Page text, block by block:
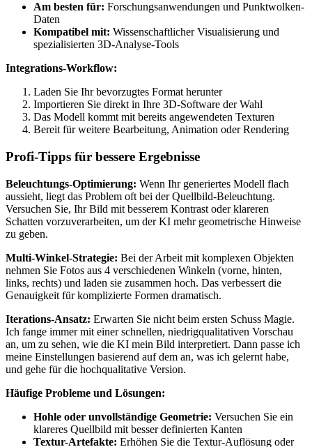
Am besten für: Forschungsanwendungen und Punktwolken-
Daten
Kompatibel mit: Wissenschaftlicher Visualisierung und
spezialisierten 3D-Analyse-Tools
Integrations-Workflow:
Laden Sie Ihr bevorzugtes Format herunter
Importieren Sie direkt in Ihre 3D-Software der Wahl
Das Modell kommt mit bereits angewendeten Texturen
Bereit für weitere Bearbeitung, Animation oder Rendering
Profi-Tipps für bessere Ergebnisse
Beleuchtungs-Optimierung: Wenn Ihr generiertes Modell flach
aussieht, liegt das Problem oft bei der Quellbild-Beleuchtung.
Versuchen Sie, Ihr Bild mit besserem Kontrast oder klareren
Schatten vorzuverarbeiten, um der KI mehr geometrische Hinweise
zu geben.
Multi-Winkel-Strategie: Bei der Arbeit mit komplexen Objekten
nehmen Sie Fotos aus 4 verschiedenen Winkeln (vorne, hinten,
links, rechts) und laden sie zusammen hoch. Das verbessert die
Genauigkeit für komplizierte Formen dramatisch.
Iterations-Ansatz: Erwarten Sie nicht beim ersten Schuss Magie.
Ich fange immer mit einer schnellen, niedrigqualitativen Vorschau
an, um zu sehen, wie die KI mein Bild interpretiert. Dann passe ich
meine Einstellungen basierend auf dem an, was ich gelernt habe,
und gehe für die hochqualitative Version.
Häufige Probleme und Lösungen:
Hohle oder unvollständige Geometrie: Versuchen Sie ein
klareres Quellbild mit besser definierten Kanten
Textur-Artefakte: Erhöhen Sie die Textur-Auflösung oder